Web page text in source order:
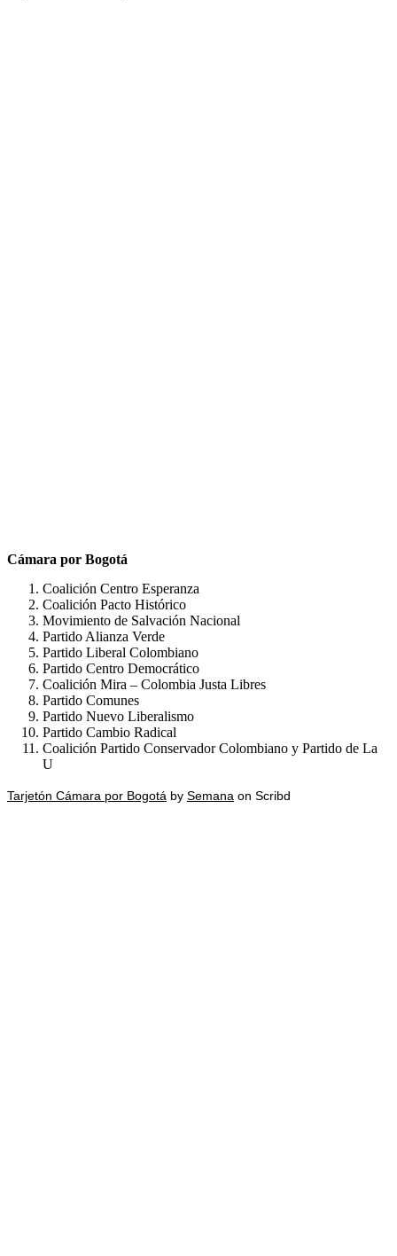
Cámara por Bogotá
Coalición Centro Esperanza
Coalición Pacto Histórico
Movimiento de Salvación Nacional
Partido Alianza Verde
Partido Liberal Colombiano
Partido Centro Democrático
Coalición Mira – Colombia Justa Libres
Partido Comunes
Partido Nuevo Liberalismo
Partido Cambio Radical
Coalición Partido Conservador Colombiano y Partido de La
U
Tarjetón Cámara por Bogotá by Semana on Scribd